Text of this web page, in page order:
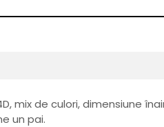
mix de culori, dimensiune
un pai.